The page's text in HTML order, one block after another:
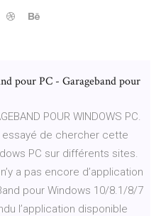
pour PC - Garageband pour
POUR WINDOWS PC.
de chercher cette
PC sur différents sites.
a pas encore d’application
pour Windows 10/8.1/8/7
l’application disponible